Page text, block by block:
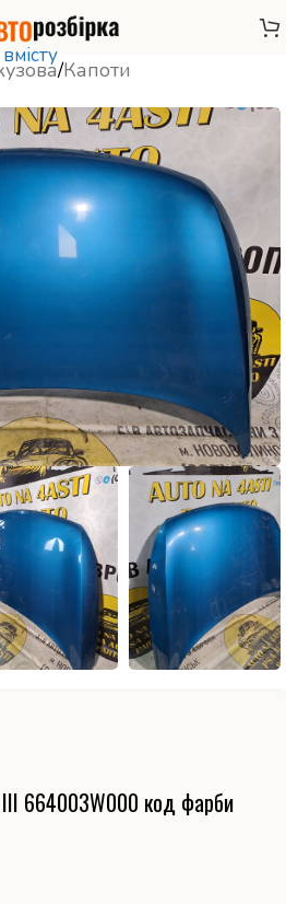
/Капоти
664003W000 код фарби